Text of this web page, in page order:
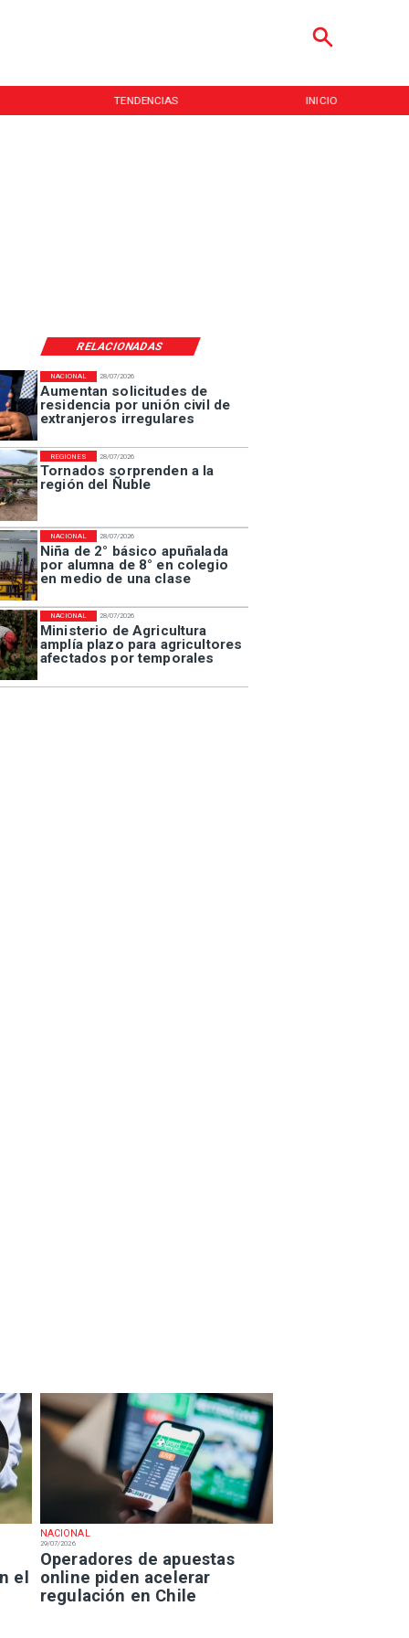
TENDENCIAS INICIO
RELACIONADAS
el
NACIONAL
29/07/2026
Operadores de apuestas
online piden acelerar
regulación en Chile
28/07/2026
Aumentan solicitudes de
residencia por unión civil de
extranjeros irregulares
NACIONAL
28/07/2026
Tornados sorprenden a la
región del Ñuble
REGIONES
28/07/2026
Niña de 2° básico apuñalada
por alumna de 8° en colegio
en medio de una clase
NACIONAL
28/07/2026
Ministerio de Agricultura
amplía plazo para agricultores
afectados por temporales
NACIONAL